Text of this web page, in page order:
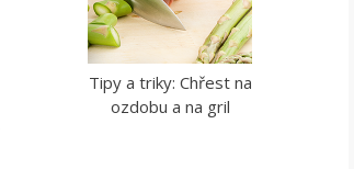
Tipy a triky: Chřest na
ozdobu a na gril